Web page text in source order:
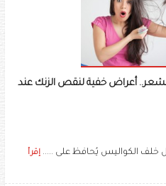
أعراض خفية لنقص الزنك عند
خلف الكواليس يُحافظ على ..... إقرأ